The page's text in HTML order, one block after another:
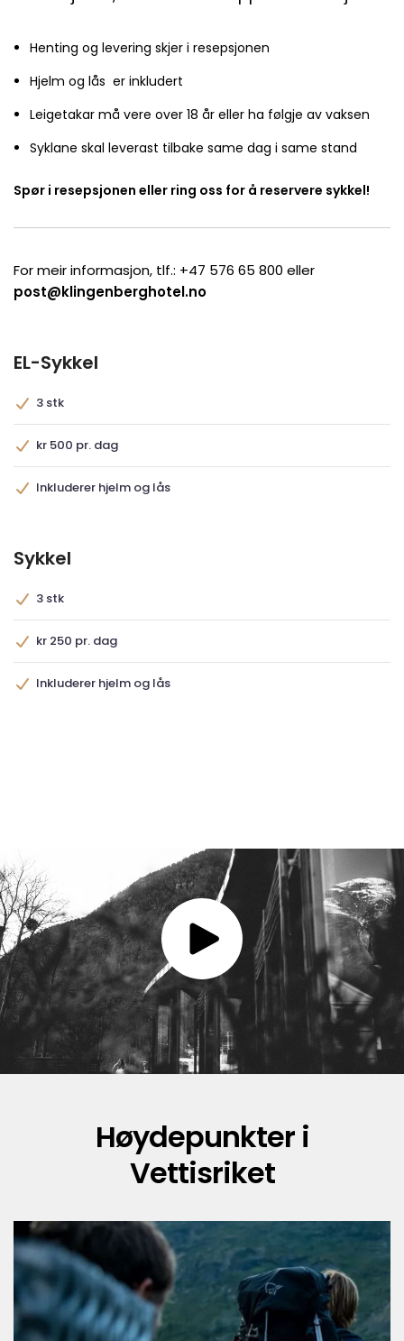
Henting og levering skjer i resepsjonen
Hjelm og lås er inkludert
Leigetakar må vere over 18 år eller ha følgje av vaksen
Syklane skal leverast tilbake same dag i same stand
Spør i resepsjonen eller ring oss for å reservere sykkel!
For meir informasjon, tlf.: +47 576 65 800 eller
post@klingenberghotel.no
EL-Sykkel
3 stk
kr 500 pr. dag
Inkluderer hjelm og lås
Sykkel
3 stk
kr 250 pr. dag
Inkluderer hjelm og lås
Høydepunkter i
Vettisriket